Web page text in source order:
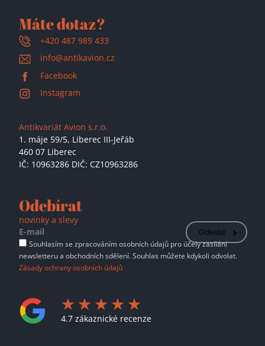
Máte dotaz?
+420 487 989 433
info@antikavion.cz
Facebook
Instagram
Antikvariát Avion s.r.o.
1. máje 59/5, Liberec III-Jeřáb
460 07 Liberec
IČ: 10963286 DIČ: CZ10963286
Odebírat
novinky a slevy
Odeslat
Souhlasím se zpracováním osobních údajů pro účely zasílání
newsletteru a obchodních sdělení. Souhlas můžete kdykoli odvolat.
Zásady ochrany osobních údajů
4.7 zákaznické recenze